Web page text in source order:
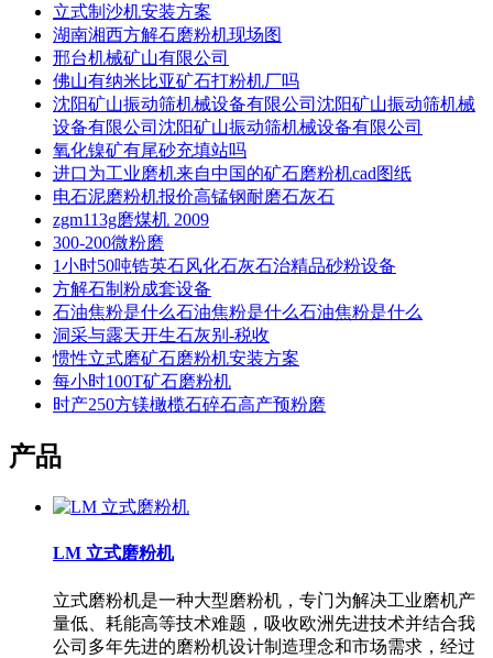
立式制沙机安装方案
湖南湘西方解石磨粉机现场图
邢台机械矿山有限公司
佛山有纳米比亚矿石打粉机厂吗
沈阳矿山振动筛机械设备有限公司沈阳矿山振动筛机械
设备有限公司沈阳矿山振动筛机械设备有限公司
氧化镍矿有尾砂充填站吗
进口为工业磨机来自中国的矿石磨粉机cad图纸
电石泥磨粉机报价高锰钢耐磨石灰石
zgm113g磨煤机 2009
300-200微粉磨
1小时50吨锆英石风化石灰石治精品砂粉设备
方解石制粉成套设备
石油焦粉是什么石油焦粉是什么石油焦粉是什么
洞采与露天开生石灰别-税收
惯性立式磨矿石磨粉机安装方案
每小时100T矿石磨粉机
时产250方镁橄榄石碎石高产预粉磨
产品
LM 立式磨粉机
立式磨粉机是一种大型磨粉机，专门为解决工业磨机产
量低、耗能高等技术难题，吸收欧洲先进技术并结合我
公司多年先进的磨粉机设计制造理念和市场需求，经过